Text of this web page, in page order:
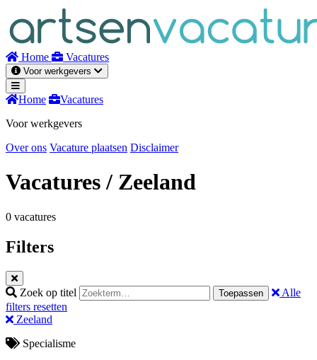
inhoud
Home Vacatures
Voor werkgevers
Home
Vacatures
Voor werkgevers
Over ons Vacature plaatsen Disclaimer
Vacatures/ Zeeland
0 vacatures
Filters
Zoek op titel Toepassen
Alle
filters resetten
Zeeland
Specialisme